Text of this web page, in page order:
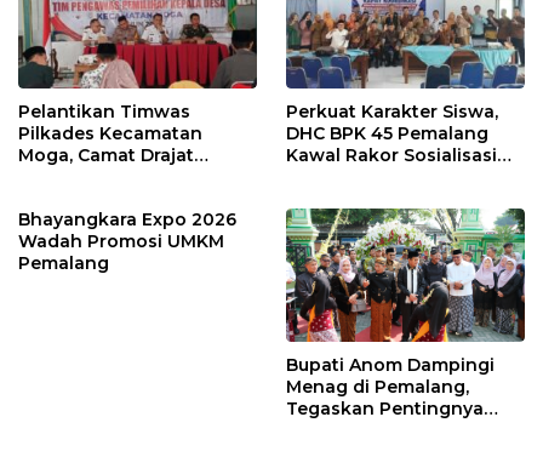
Pelantikan Timwas
Pilkades Kecamatan
Moga, Camat Drajat
Perkuat Karakter Siswa,
DHC BPK 45 Pemalang
Kawal Rakor Sosialisasi
Bhayangkara Expo 2026
Wadah Promosi UMKM
Pemalang
Bupati Anom Dampingi
Menag di Pemalang,
Tegaskan Pentingnya